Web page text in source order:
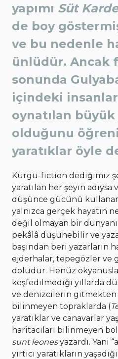
yapımı Süt
de boy
ve bu nedenle
ünlüdür. Ancak
sonunda
içindeki
oynatılan
olduğunu
yaratıklar öyle
Kurgu-fiction dediğimiz
yaratılan her şeyin
düşünce gücünü
yalnızca gerçek hayatın
değil olmayan bir
pekâlâ düşünebilir ve
başından beri yazarların
ejderhalar, tepegözler ve
doludur. Henüz
keşfedilmediği yıllarda
ve denizcilerin
bilinmeyen topraklarda (
yaratıklar ve canavarlar
haritacıları bilinmeyen
sunt leonesyazardı. Yani
yırtıcı yaratıkların